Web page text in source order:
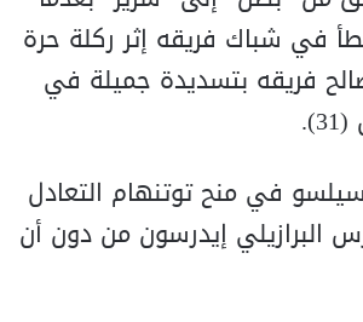
في شباك فريقه إثر ركلة حرة
لصالح فريقه بتسديدة جميلة في
في منح توتنهام التعادل
البرازيلي إيدرسون من دون أن